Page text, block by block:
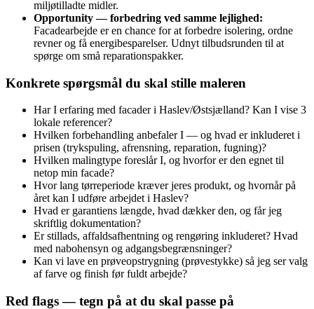
miljøtilladte midler.
Opportunity — forbedring ved samme lejlighed:
Facadearbejde er en chance for at forbedre isolering, ordne
revner og få energibesparelser. Udnyt tilbudsrunden til at
spørge om små reparationspakker.
Konkrete spørgsmål du skal stille maleren
Har I erfaring med facader i Haslev/Østsjælland? Kan I vise 3
lokale referencer?
Hvilken forbehandling anbefaler I — og hvad er inkluderet i
prisen (trykspuling, afrensning, reparation, fugning)?
Hvilken malingtype foreslår I, og hvorfor er den egnet til
netop min facade?
Hvor lang tørreperiode kræver jeres produkt, og hvornår på
året kan I udføre arbejdet i Haslev?
Hvad er garantiens længde, hvad dækker den, og får jeg
skriftlig dokumentation?
Er stillads, affaldsafhentning og rengøring inkluderet? Hvad
med nabohensyn og adgangsbegrænsninger?
Kan vi lave en prøveopstrygning (prøvestykke) så jeg ser valg
af farve og finish før fuldt arbejde?
Red flags — tegn på at du skal passe på